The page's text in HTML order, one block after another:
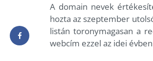
A domain nevek
hozta az szeptember
listán toronymagasan a
webcím ezzel az idei